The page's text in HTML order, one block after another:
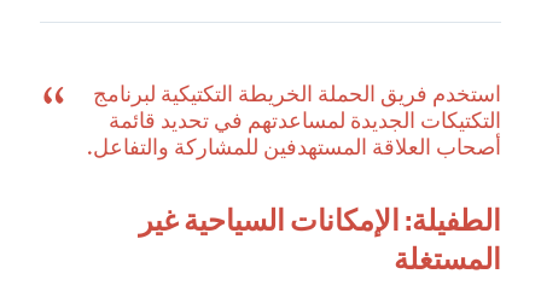
استخدم فريق الحملة الخريطة التكتيكية لبرنامج
التكتيكات الجديدة لمساعدتهم في تحديد قائمة
أصحاب العلاقة المستهدفين للمشاركة والتفاعل.
الطفيلة: الإمكانات السياحية غير
المستغلة